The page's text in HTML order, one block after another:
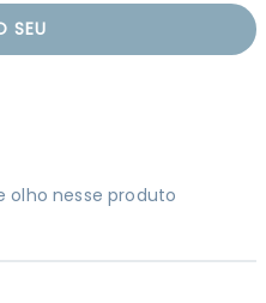
SEU
olho nesse produto